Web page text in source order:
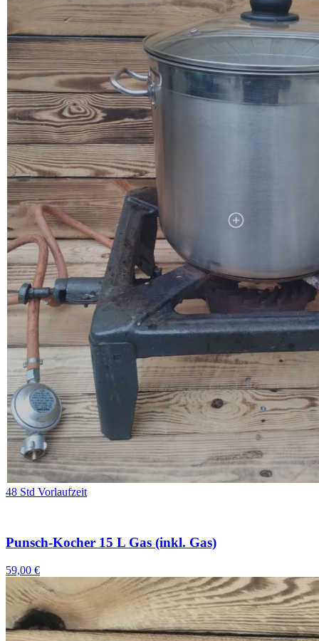
48 Std Vorlaufzeit
Punsch-Kocher 15 L Gas (inkl. Gas)
59,00 €